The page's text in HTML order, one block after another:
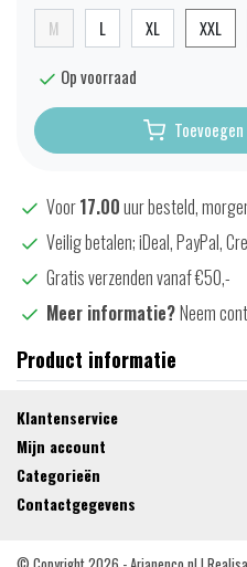
M L XL XXL
Op voorraad
Voor17.00uur besteld,
Veilig betalen; iDeal, PayPal,
Gratis verzenden vanaf €50,-
Meer informatie?Neem
Product informatie
Klantenservice
Mijn account
Categorieën
Contactgegevens